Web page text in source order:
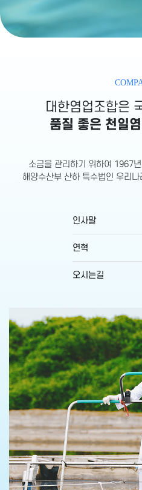
대한염업조합은
품질 좋은 천일염
소금을 관리하기 위하여 1967
해양수산부 산하 특수법인 우리
인사말
연혁
오시는길